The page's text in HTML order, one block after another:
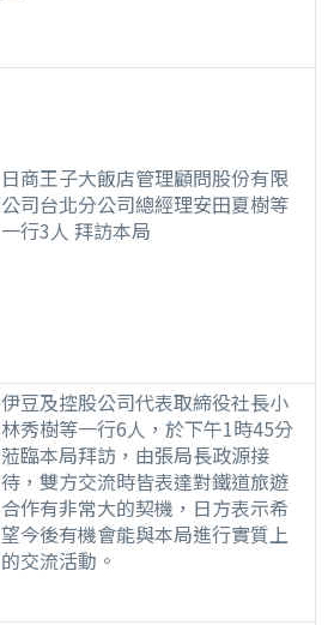
日商王子大飯店管理顧問股份有限
公司台北分公司總經理安田夏樹等
一行3人 拜訪本局
伊豆及控股公司代表取締役社長小
林秀樹等一行6人，於下午1時45分
蒞臨本局拜訪，由張局長政源接
待，雙方交流時皆表達對鐵道旅遊
合作有非常大的契機，日方表示希
望今後有機會能與本局進行實質上
的交流活動。